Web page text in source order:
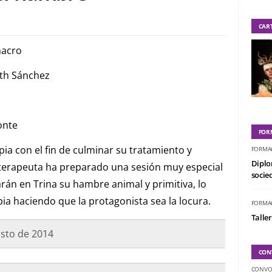
Sánchez
con el fin de culminar su tratamiento y
ha preparado una sesión muy especial
en Trina su hambre animal y primitiva, lo
haciendo que la protagonista sea la locura.
de 2014